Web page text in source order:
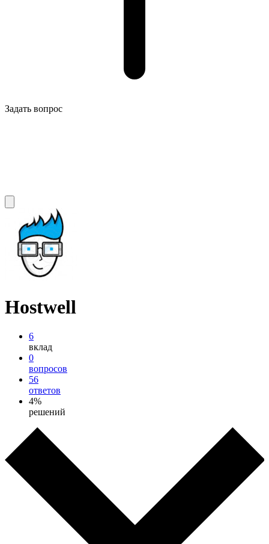
Задать вопрос
Hostwell
6
вклад
0
вопросов
56
ответов
4%
решений